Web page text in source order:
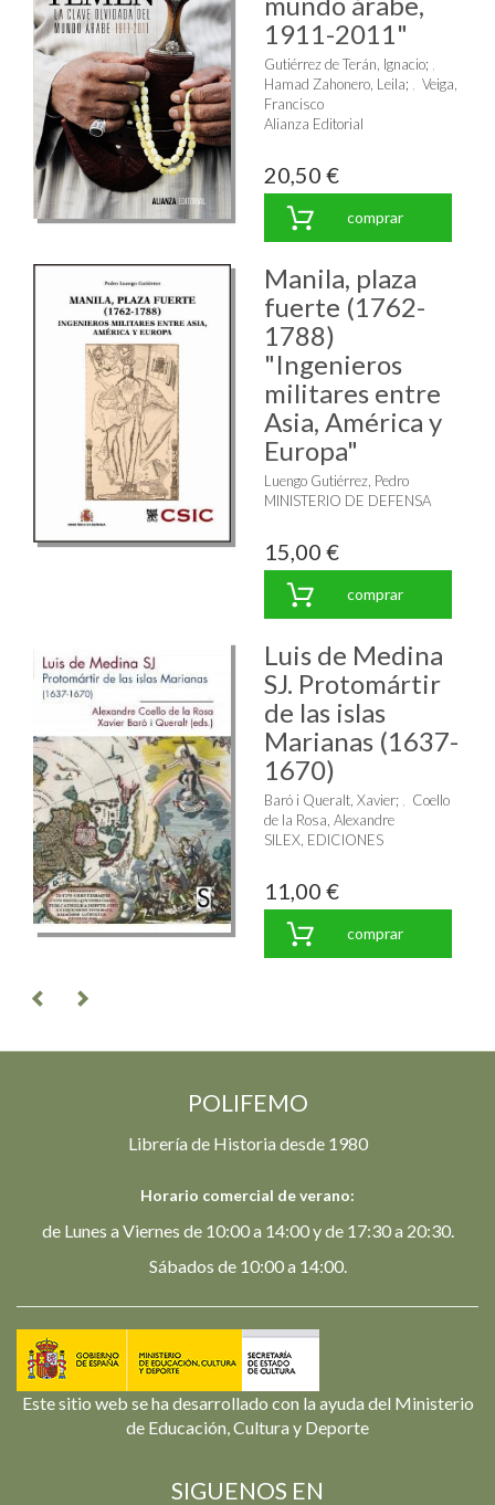
1911-2011"
Gutiérrez de Terán, Ignacio;
Hamad Zahonero, Leila;
Veiga,
Francisco
Alianza Editorial
20,50 €
comprar
Manila, plaza
fuerte (1762-
1788)
"Ingenieros
militares entre
Asia, América y
Europa"
Luengo Gutiérrez, Pedro
MINISTERIO DE DEFENSA
15,00 €
comprar
Luis de Medina
SJ. Protomártir
de las islas
Marianas (1637-
1670)
Baró i Queralt, Xavier;
Coello
de la Rosa, Alexandre
SILEX, EDICIONES
11,00 €
comprar
POLIFEMO
Librería de Historia desde 1980
Horario comercial de verano:
de Lunes a Viernes de 10:00 a 14:00 y de 17:30 a 20:30.
Sábados de 10:00 a 14:00.
Este sitio web se ha desarrollado con la ayuda del Ministerio
de Educación, Cultura y Deporte
SIGUENOS EN